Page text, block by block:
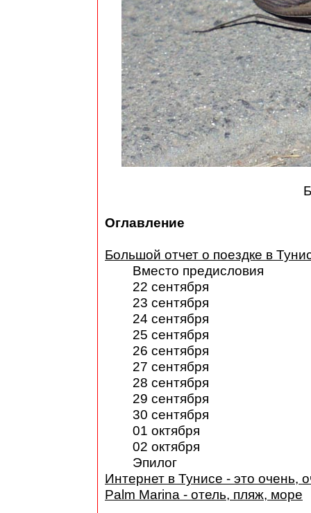
Оглавление
Большой отчет о поездке в
Вместо предисловия
22 сентября
23 сентября
24 сентября
25 сентября
26 сентября
27 сентября
28 сентября
29 сентября
30 сентября
01 октября
02 октября
Эпилог
Интернет в Тунисе - это очень,
Palm Marina - отель, пляж, море